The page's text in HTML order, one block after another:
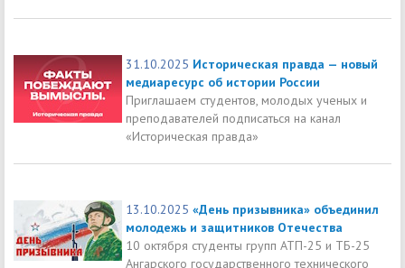
31.10.2025 Историческая правда — новый
медиаресурс об истории России
Приглашаем студентов, молодых ученых и
преподавателей подписаться на канал
«Историческая правда»
13.10.2025 «День призывника» объединил
молодежь и защитников Отечества
10 октября студенты групп АТП-25 и ТБ-25
Ангарского государственного технического